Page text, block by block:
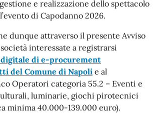
e realizzazione dello spettacolo
di Capodanno 2026.
dunque attraverso il presente Avviso
interessate a registrarsi
di e-procurement
del Comune di Napoli e al
Operatori categoria 55.2 – Eventi e
luminarie, giochi pirotecnici
minima 40.000-139.000 euro).